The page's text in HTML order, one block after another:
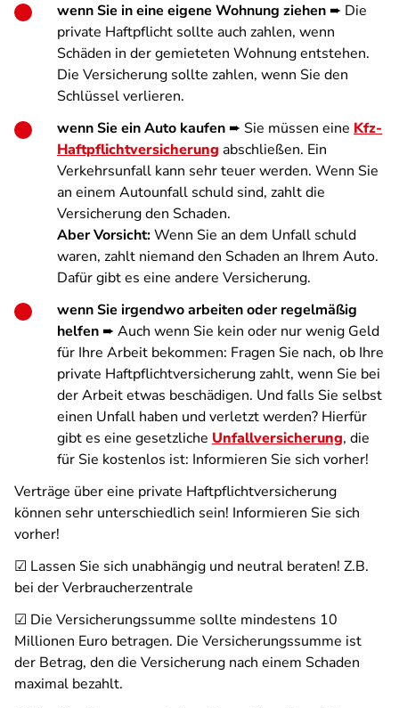
wenn Sie in eine eigene Wohnung ziehen ➨ Die
private Haftpflicht sollte auch zahlen, wenn
Schäden in der gemieteten Wohnung entstehen.
Die Versicherung sollte zahlen, wenn Sie den
Schlüssel verlieren.
wenn Sie ein Auto kaufen ➨ Sie müssen eine Kfz-
Haftpflichtversicherung abschließen. Ein
Verkehrsunfall kann sehr teuer werden. Wenn Sie
an einem Autounfall schuld sind, zahlt die
Versicherung den Schaden.
Aber Vorsicht:Wenn Sie an dem Unfall schuld
waren, zahlt niemand den Schaden an Ihrem Auto.
Dafür gibt es eine andere Versicherung.
wenn Sie irgendwo arbeiten oder regelmäßig
helfen ➨ Auch wenn Sie kein oder nur wenig Geld
für Ihre Arbeit bekommen: Fragen Sie nach, ob Ihre
private Haftpflichtversicherung zahlt, wenn Sie bei
der Arbeit etwas beschädigen. Und falls Sie selbst
einen Unfall haben und verletzt werden? Hierfür
gibt es eine gesetzliche Unfallversicherung, die
für Sie kostenlos ist: Informieren Sie sich vorher!
Verträge über eine private Haftpflichtversicherung
können sehr unterschiedlich sein! Informieren Sie sich
vorher!
☑ Lassen Sie sich unabhängig und neutral beraten! Z.B.
bei der Verbraucherzentrale
☑ Die Versicherungssumme sollte mindestens 10
Millionen Euro betragen. Die Versicherungssumme ist
der Betrag, den die Versicherung nach einem Schaden
maximal bezahlt.